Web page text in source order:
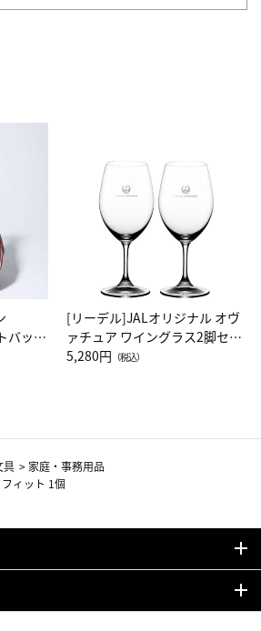
バッグ
）ス
[リーデル]JALオリジナル オヴ
ァチュア ワイングラス2脚セッ
ト（レッドワイン）
5,280円 （税込）
具 > 家庭・事務用品
ィット 1個